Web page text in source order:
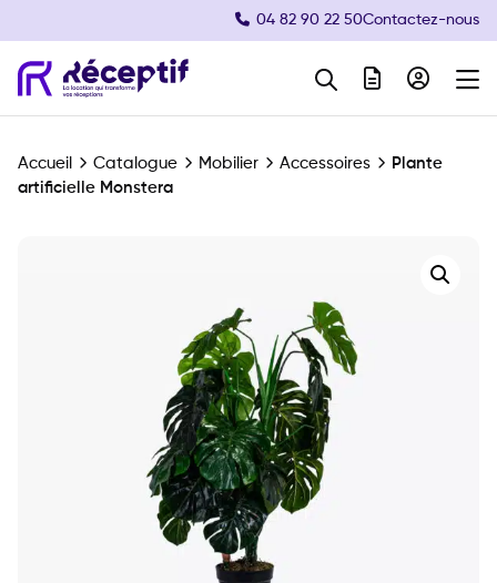
04 82 90 22 50Contactez-nous
Navigation principale
Accueil Catalogue Mobilier Accessoires
Plante
artificielle Monstera